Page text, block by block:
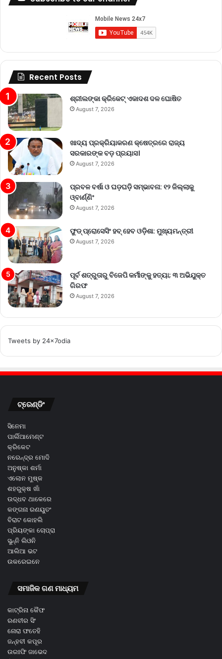
Recent Posts
ଶ୍ରୀଲଙ୍କା କ୍ରିକେଟ୍‌ ଏକାଦଶ ଦଳ ଘୋଷିତ
August 7, 2026
ଖାଦ୍ୟ ପ୍ରକ୍ରିୟାକରଣ କ୍ଷେତ୍ରରେ ରାଜ୍ୟ
ସରକାରଙ୍କ ବଡ଼ ପ୍ରୟାସ।
August 7, 2026
ପ୍ରବଳ ବର୍ଷା ଓ ଘଡ଼ଘଡ଼ି ସମ୍ଭାବନା: ୧୨ ଜିଲ୍ଲାକୁ
ଓ୍ବାର୍ଣ୍ଣିଂ
August 7, 2026
ଫୁଡ୍ ପ୍ରୋସେସିଂ ହବ୍ ହେବ ଓଡ଼ିଶା: ମୁଖ୍ୟମନ୍ତ୍ରୀ
August 7, 2026
ପୂର୍ବ ଶତ୍ରୁତାରୁ ବିଜେପି କର୍ମୀଙ୍କୁ ହତ୍ୟା; ୩ ଅଭିଯୁକ୍ତ
ଗିରଫ
August 7, 2026
Tweets by 24x7odia
ଟ୍ରେଣ୍ଡିଂ
ସିନେମା
ପାର୍ଲିଆମେଣ୍ଟ
କ୍ରିକେଟ
ନରେନ୍ଦ୍ର ମୋଦି
ଅନୁଷ୍କା ଶର୍ମା
ଏଲୋନ ମୁଷ୍କ
ଶହରୁକ୍ଷ ଖାଁ
ଉଦ୍ଧବ ଥାକେରେ
କଙ୍ଗନା ରଣୟୁତଂ
ବିରାଟ କୋହଲି
ପ୍ରିୟଙ୍କା ଚୋପ୍ରା
ସୁନ୍ନି ଲିଓନି
ଆଲିଆ ଭଟ
ଉକରେଇନେ
ସମାଜିକ ଗଣ ମାଧ୍ୟମ
କାଟ୍ରିନା କୈଫ
ରଣବୀର ସିଂ
ନୋରା ଫତେହି
ଜନ୍ହବୀ କପୂର
ଉରଃଫି ଜାଭେଦ